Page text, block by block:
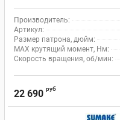
Производитель:
Артикул:
Размер патрона, дюйм:
MAX крутящий момент, Нм:
Скорость вращения, об/мин:
22 690 руб